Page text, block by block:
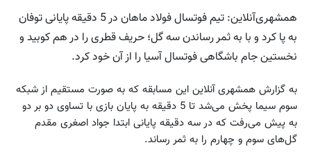
همشهری‌آنلاین: تیم فوتسال فولاد ماهان در 5 دقیقه پایانی توفان
به پا کرد و با به ثمر رساندن سه گل؛ حریف قطری را در هم کوبید و
نخستین جام باشگاهی فوتسال آسیا را از آن خود کرد.
به گزارش همشهری‌ آنلاین این مسابقه که به صورت مستقیم از شبکه
سوم سیما پخش می‌شد تا 5 دقیقه به پایان بازی با تساوی دو بر دو
به پیش می‌رفت که در سه دقیقه پایانی ابتدا جواد اصغری مقدم
گل‌های سوم و چهارم را به ثمر رساند.